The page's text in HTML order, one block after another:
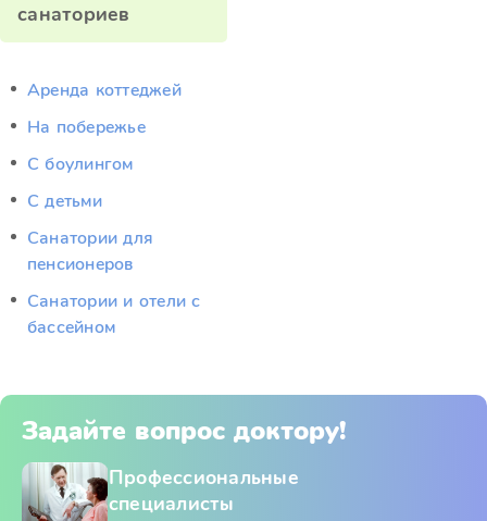
санаториев
Аренда коттеджей
На побережье
С боулингом
С детьми
Санатории для
пенсионеров
Санатории и отели с
бассейном
Задайте вопрос доктору!
Профессиональные
специалисты